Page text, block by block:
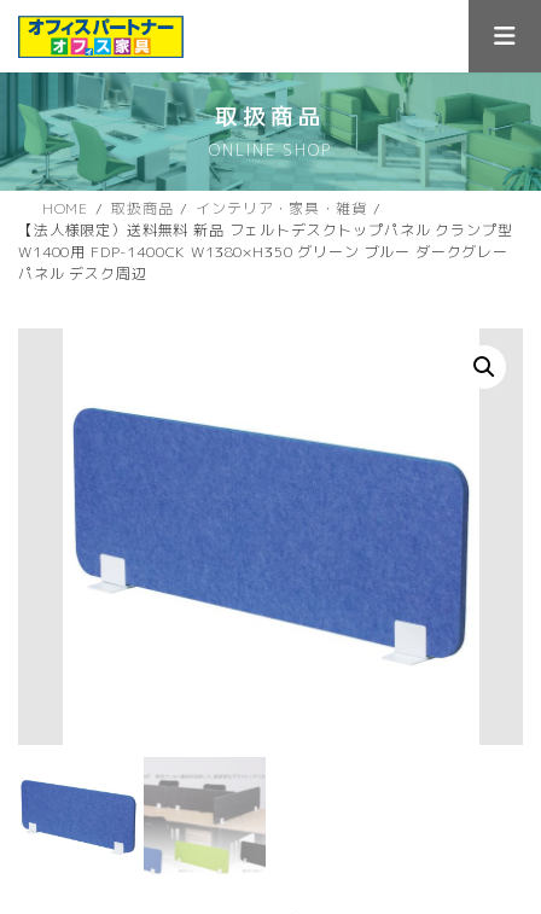
ス
キ
ン
に
取扱商品
ONLINE SHOP
HOME 取扱商品
インテリア・家具・雑貨
【法人様限定）送料無料 新品 フェルトデスクトップパネル クランプ型
W1400用 FDP-1400CK W1380×H350 グリーン ブルー ダークグレー
パネル デスク周辺